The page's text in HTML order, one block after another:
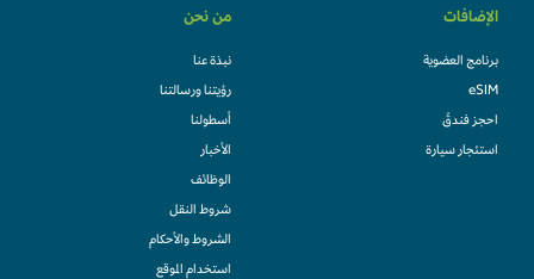
الإضافات
برنامج العضوية
eSIM
احجز فندقً
استئجار سيارة
من نحن
نبذة عنا
رؤيتنا ورسالتنا
أسطولنا
الأخبار
الوظائف
شروط النقل
الشروط والأحكام
استخدام الموقع